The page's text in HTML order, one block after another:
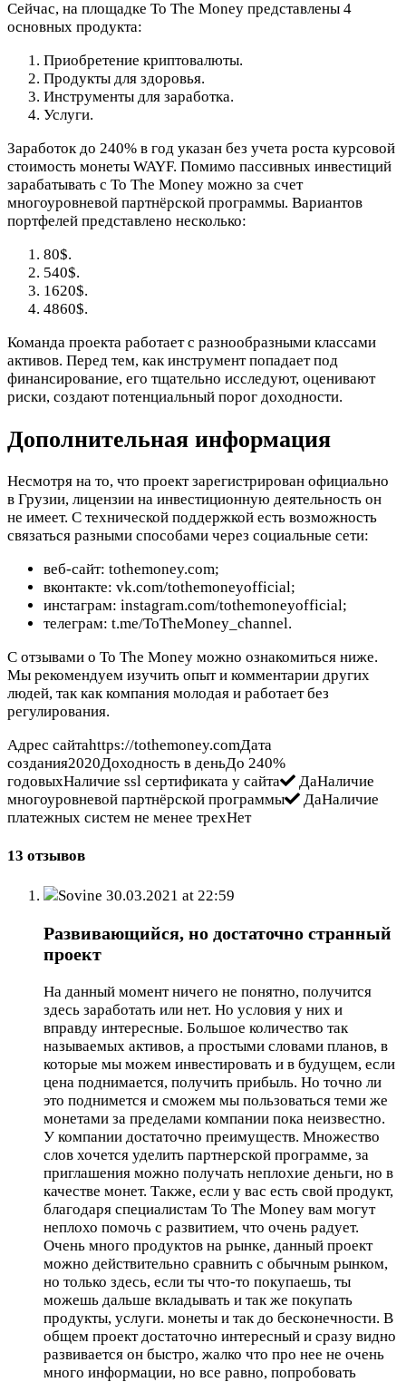
Сейчас, на площадке To The Money представлены 4
основных продукта:
Приобретение криптовалюты.
Продукты для здоровья.
Инструменты для заработка.
Услуги.
Заработок до 240% в год указан без учета роста курсовой
стоимость монеты WAYF. Помимо пассивных инвестиций
зарабатывать с To The Money можно за счет
многоуровневой партнёрской программы. Вариантов
портфелей представлено несколько:
80$.
540$.
1620$.
4860$.
Команда проекта работает с разнообразными классами
активов. Перед тем, как инструмент попадает под
финансирование, его тщательно исследуют, оценивают
риски, создают потенциальный порог доходности.
Дополнительная информация
Несмотря на то, что проект зарегистрирован официально
в Грузии, лицензии на инвестиционную деятельность он
не имеет. С технической поддержкой есть возможность
связаться разными способами через социальные сети:
веб-сайт: tothemoney.com;
вконтакте: vk.com/tothemoneyofficial;
инстаграм: instagram.com/tothemoneyofficial;
телеграм: t.me/ToTheMoney_channel.
С отзывами о To The Money можно ознакомиться ниже.
Мы рекомендуем изучить опыт и комментарии других
людей, так как компания молодая и работает без
регулирования.
Адрес сайтаhttps://tothemoney.comДата
создания2020Доходность в деньДо 240%
годовыхНаличие ssl сертификата у сайта
ДаНаличие
многоуровневой партнёрской программы
ДаНаличие
платежных систем не менее трехНет
13 отзывов
Sovine 30.03.2021 at 22:59
Развивающийся, но достаточно странный
проект
На данный момент ничего не понятно, получится
здесь заработать или нет. Но условия у них и
вправду интересные. Большое количество так
называемых активов, а простыми словами планов, в
которые мы можем инвестировать и в будущем, если
цена поднимается, получить прибыль. Но точно ли
это поднимется и сможем мы пользоваться теми же
монетами за пределами компании пока неизвестно.
У компании достаточно преимуществ. Множество
слов хочется уделить партнерской программе, за
приглашения можно получать неплохие деньги, но в
качестве монет. Также, если у вас есть свой продукт,
благодаря специалистам To The Money вам могут
неплохо помочь с развитием, что очень радует.
Очень много продуктов на рынке, данный проект
можно действительно сравнить с обычным рынком,
но только здесь, если ты что-то покупаешь, ты
можешь дальше вкладывать и так же покупать
продукты, услуги. монеты и так до бесконечности. В
общем проект достаточно интересный и сразу видно
развивается он быстро, жалко что про нее не очень
много информации, но все равно, попробовать